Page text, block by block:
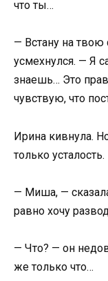
что ты…
— Встану на
усмехнулся. — Я
знаешь… Это
чувствую, что
Ирина кивнула.
только усталость.
— Миша, —
равно хочу
— Что? — он
же только что…